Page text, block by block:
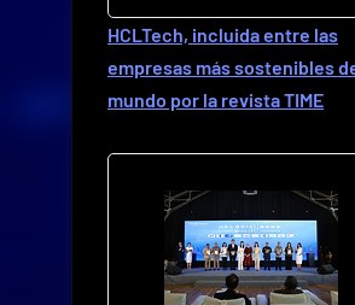
HCLTech, incluida entre las
empresas más sostenibles
mundo por la revista TIME